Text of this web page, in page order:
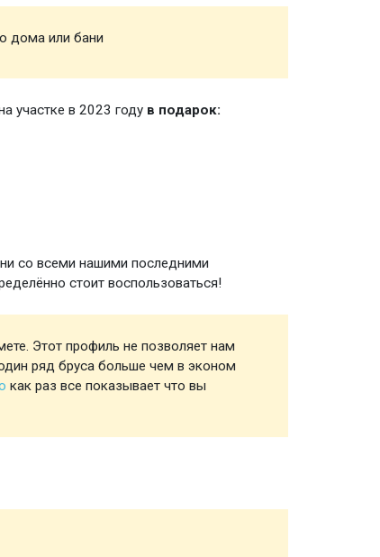
дома или бани
участке в 2023 году в подарок:
со всеми нашими последними
стоит воспользоваться!
Этот профиль не позволяет нам
ряд бруса больше чем в эконом
как раз все показывает что вы